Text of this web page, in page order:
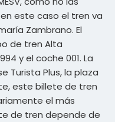
este caso el tren va
Zambrano. El
de tren Alta
y el coche 001. La
Turista Plus, la plaza
este billete de tren
el más
de tren depende de